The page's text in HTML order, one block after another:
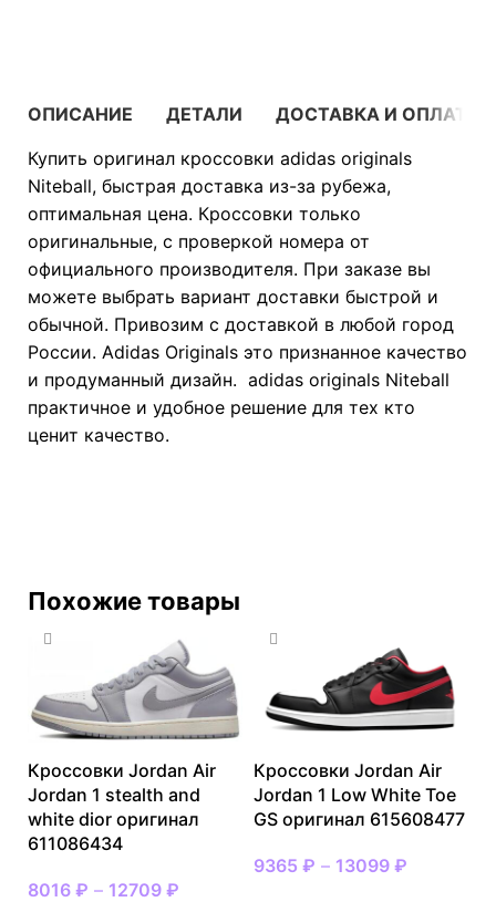
ОПИСАНИЕ ДЕТАЛИ
ДОСТАВКА И ОПЛАТА
Купить оригинал кроссовки adidas originals
Niteball, быстрая доставка из-за рубежа,
оптимальная цена. Кроссовки только
оригинальные, с проверкой номера от
официального производителя. При заказе вы
можете выбрать вариант доставки быстрой и
обычной. Привозим с доставкой в любой город
России. Adidas Originals это признанное качество
и продуманный дизайн. adidas originals Niteball
практичное и удобное решение для тех кто
ценит качество.
Похожие товары
Кроссовки Jordan Air
Jordan 1 stealth and
white dior оригинал
611086434
8016 ₽ – 12709 ₽
Кроссовки Jordan Air
Jordan 1 Low White Toe
GS оригинал 615608477
9365 ₽ – 13099 ₽